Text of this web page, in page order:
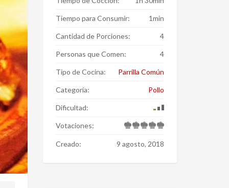
Tiempo para Consumir: 1min
Cantidad de Porciones: 4
Personas que Comen: 4
Tipo de Cocina: Parrilla Común
Categoría: Pollo
Dificultad:
Votaciones:
Creado: 9 agosto, 2018